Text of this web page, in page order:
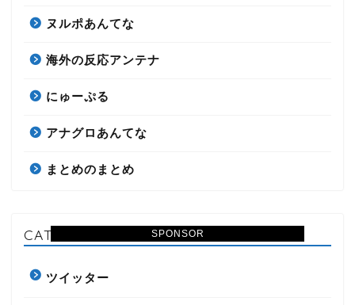
SPONSOR
ヌルポあんてな
海外の反応アンテナ
にゅーぷる
アナグロあんてな
まとめのまとめ
CATEGORY
ツイッター